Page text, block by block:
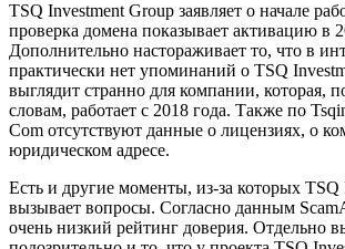
TSQ Investment Group заявляет о начале
проверка домена показывает активацию в
Дополнительно настораживает то, что в
практически нет упоминаний о TSQ
выглядит странно для компании, которая,
словам, работает с 2018 года. Также по
Com отсутствуют данные о лицензиях, о
юридическом адресе.
Есть и другие моменты, из-за которых TSQ
вызывает вопросы. Согласно данным
очень низкий рейтинг доверия. Отдельно